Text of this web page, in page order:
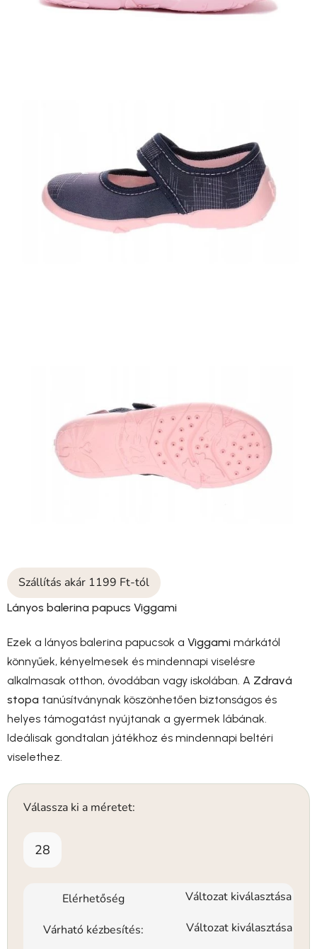
Szállítás akár 1199 Ft-tól
Lányos balerina papucs Viggami
Ezek a lányos balerina papucsok a Viggami márkától
könnyűek, kényelmesek és mindennapi viselésre
alkalmasak otthon, óvodában vagy iskolában. A Zdravá
stopa tanúsítványnak köszönhetően biztonságos és
helyes támogatást nyújtanak a gyermek lábának.
Ideálisak gondtalan játékhoz és mindennapi beltéri
viselethez.
Válassza ki a méretet:
28
Elérhetőség Változat kiválasztása
Várható kézbesítés: Változat kiválasztása